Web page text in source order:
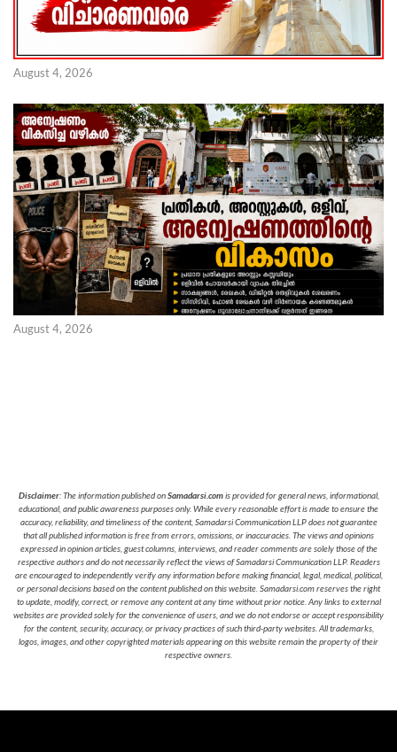
August 4, 2026
August 4, 2026
Disclaimer: The information published onSamadarsi.comis provided for general news, informational,
educational, and public awareness purposes only. While every reasonable effort is made to ensure the
accuracy, reliability, and timeliness of the content, Samadarsi Communication LLP does not guarantee
that all published information is free from errors, omissions, or inaccuracies. The views and opinions
expressed in opinion articles, guest columns, interviews, and reader comments are solely those of the
respective authors and do not necessarily reflect the views of Samadarsi Communication LLP. Readers
are encouraged to independently verify any information before making financial, legal, medical, political,
or personal decisions based on the content published on this website. Samadarsi.com reserves the right
to update, modify, correct, or remove any content at any time without prior notice. Any links to external
websites are provided solely for the convenience of users, and we do not endorse or accept responsibility
for the content, security, accuracy, or privacy practices of such third-party websites. All trademarks,
logos, images, and other copyrighted materials appearing on this website remain the property of their
respective owners.